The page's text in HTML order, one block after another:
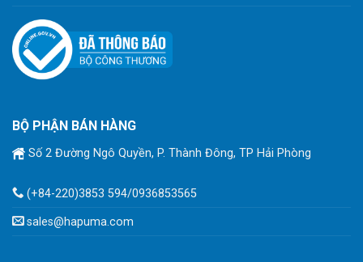
BỘ PHẬN BÁN HÀNG
Số 2 Đường Ngô Quyền, P. Thành Đông, TP Hải Phòng
(+84-220)3853 594/0936853565
sales@hapuma.com